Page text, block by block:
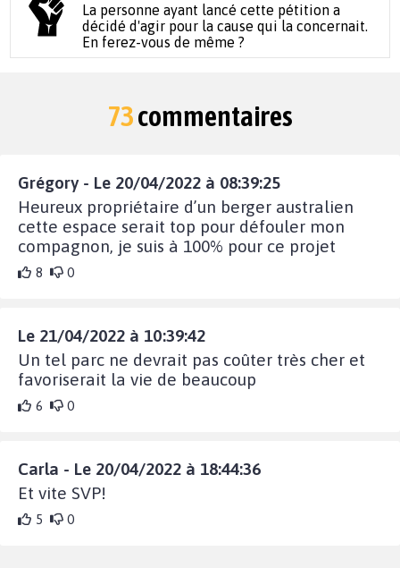
La personne ayant lancé cette pétition a
décidé d'agir pour la cause qui la concernait.
En ferez-vous de même ?
73commentaires
Grégory - Le 20/04/2022 à 08:39:25
Heureux propriétaire d’un berger australien
cette espace serait top pour défouler mon
compagnon, je suis à 100% pour ce projet
8 0
Le 21/04/2022 à 10:39:42
Un tel parc ne devrait pas coûter très cher et
favoriserait la vie de beaucoup
6 0
Carla - Le 20/04/2022 à 18:44:36
Et vite SVP!
5 0